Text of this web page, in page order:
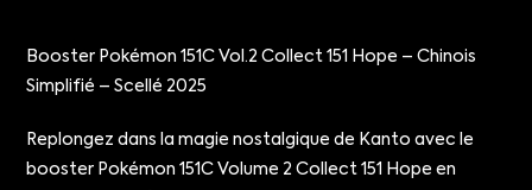
Booster Pokémon 151C Vol.2 Collect 151 Hope – Chinois
Simplifié – Scellé 2025
Replongez dans la magie nostalgique de Kanto avec le
booster Pokémon 151C Volume 2 Collect 151 Hope en